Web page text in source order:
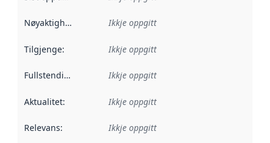
Nøyaktigheit Ikkje oppgitt
Tilgjenge: Ikkje oppgitt
Fullstendigheit Ikkje oppgitt
Aktualitet: Ikkje oppgitt
Relevans: Ikkje oppgitt